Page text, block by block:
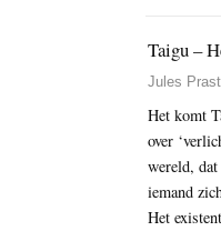
Taigu –
Jules
Het komt
over
wereld,
iemand
Het